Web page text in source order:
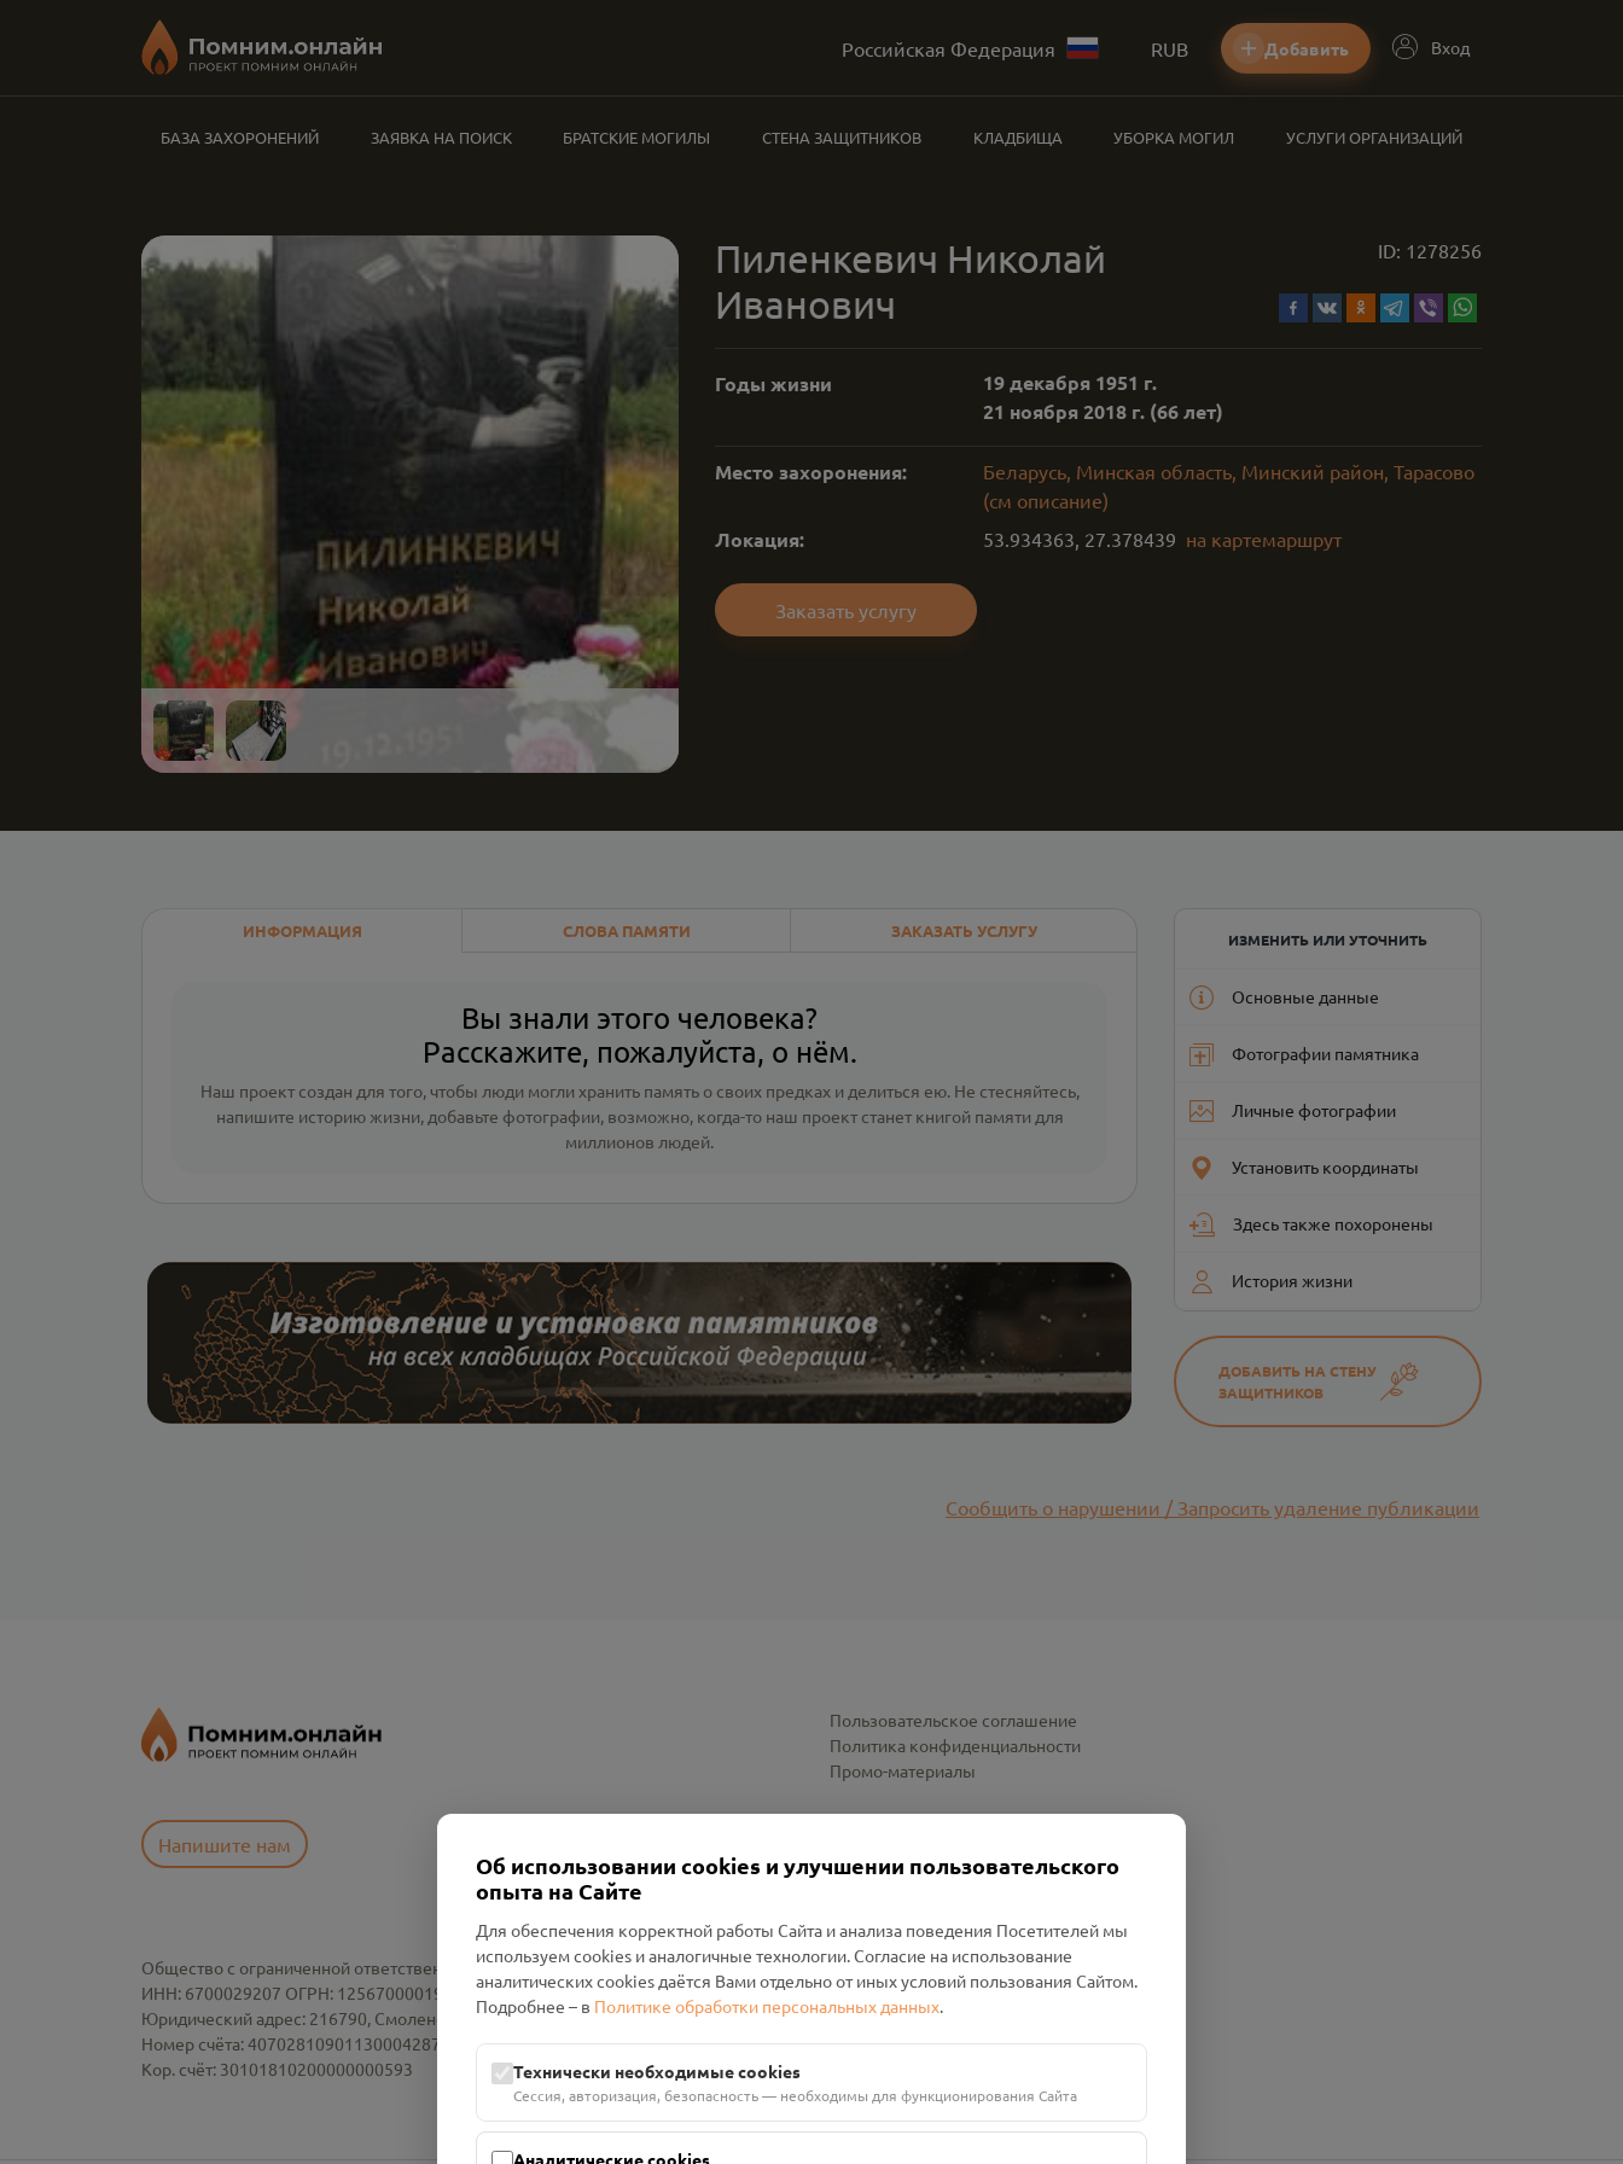
Российская Федерация RUB Добавить Вход
БАЗА ЗАХОРОНЕНИЙ ЗАЯВКА НА ПОИСК БРАТСКИЕ МОГИЛЫ СТЕНА ЗАЩИТНИКОВ КЛАДБИЩА УБОРКА МОГИЛ УСЛУГИ ОРГАНИЗАЦИЙ
Пиленкевич Николай
Иванович
ID: 1278256
Годы жизни
19 декабря 1951 г.
21 ноября 2018 г. (66 лет)
Место захоронения:
Беларусь, Минская область, Минский район, Тарасово
(см описание)
Локация: 53.934363, 27.378439 на картемаршрут
Заказать услугу
ИНФОРМАЦИЯ СЛОВА ПАМЯТИ ЗАКАЗАТЬ УСЛУГУ
Вы знали этого человека?
Расскажите, пожалуйста, о нём.
Наш проект создан для того, чтобы люди могли хранить память о своих предках и делиться ею. Не стесняйтесь,
напишите историю жизни, добавьте фотографии, возможно, когда-то наш проект станет книгой памяти для
миллионов людей.
ИЗМЕНИТЬ ИЛИ УТОЧНИТЬ
Основные данные
Фотографии памятника
Личные фотографии
Установить координаты
Здесь также похоронены
История жизни
ДОБАВИТЬ НА СТЕНУ
ЗАЩИТНИКОВ
Сообщить о нарушении / Запросить удаление публикации
Напишите нам
Пользовательское соглашение
Политика конфиденциальности
Промо-материалы
Общество с ограниченной ответственностью «Смоленский Проект Помним»
ИНН: 6700029207 ОГРН: 1256700001986
Юридический адрес: 216790, Смоленская область, р-н Руднянский, г. Рудня, улица Западная, д. 26А, пом. 18
Номер счёта: 40702810901130004287 в АО "АЛЬФА-БАНК"
Кор. счёт: 30101810200000000593
Об использовании cookies и улучшении пользовательского
опыта на Сайте
Для обеспечения корректной работы Сайта и анализа поведения Посетителей мы
используем cookies и аналогичные технологии. Согласие на использование
аналитических cookies даётся Вами отдельно от иных условий пользования Сайтом.
Подробнее – в Политике обработки персональных данных.
Технически необходимые cookies
Сессия, авторизация, безопасность — необходимы для функционирования Сайта
Аналитические cookies